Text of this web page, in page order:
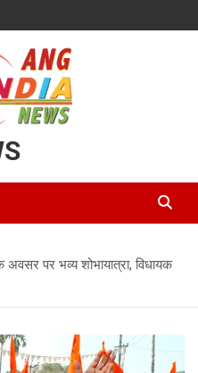
अवसर पर भव्य शोभायात्रा, विधायक